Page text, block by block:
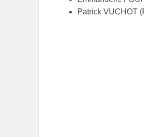
Patrick VUCHOT